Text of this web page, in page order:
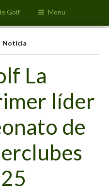
Golf Menu
Noticia
La
líder
de